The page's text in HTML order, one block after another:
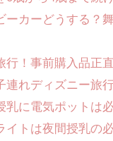
ーカーどうする？
行！事前購入品正
連れディズニー旅
乳に電気ポットは
イトは夜間授乳の